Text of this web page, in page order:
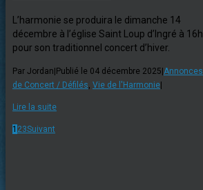
L’harmonie se produira le dimanche 14
décembre à l’église Saint Loup d’Ingré à 16h
pour son traditionnel concert d’hiver.
Par Jordan|Publié le 04 décembre 2025|Annonces
de Concert / Défilés Vie de l'Harmonie|
Lire la suite
1 23Suivant